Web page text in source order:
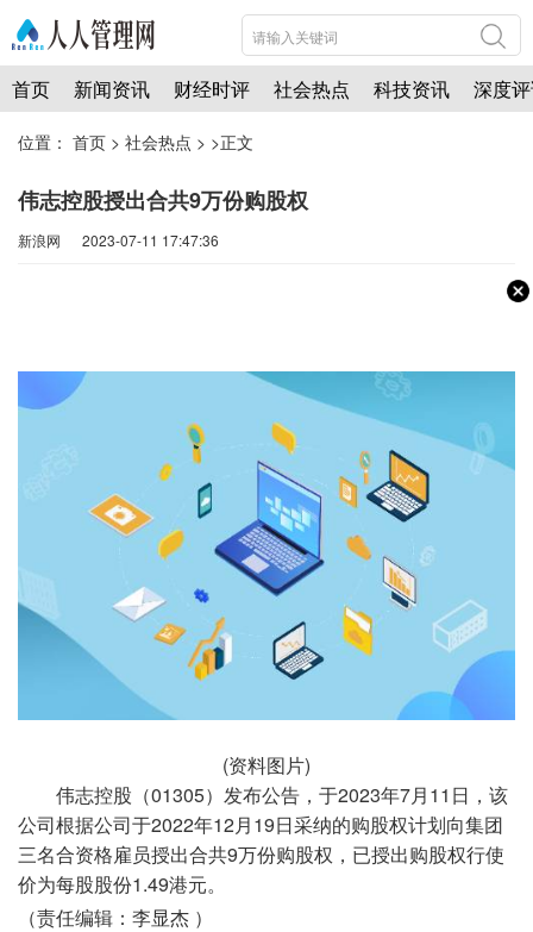
首页 新闻资讯 财经时评 社会热点 科技资讯 深度
位置： 首页 > 社会热点 > >正文
伟志控股授出合共9万份购股权
新浪网 2023-07-11 17:47:36
(资料图片)
伟志控股（01305）发布公告，于2023年7月11日，该
公司根据公司于2022年12月19日采纳的购股权计划向集团
三名合资格雇员授出合共9万份购股权，已授出购股权行使
价为每股股份1.49港元。
（责任编辑：李显杰 ）